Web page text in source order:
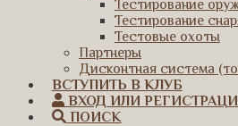
Тестирование
Тестирование
Тестовые охоты
Партнеры
Дисконтная система
ВСТУПИТЬ В КЛУБ
ВХОД ИЛИ
ПОИСК